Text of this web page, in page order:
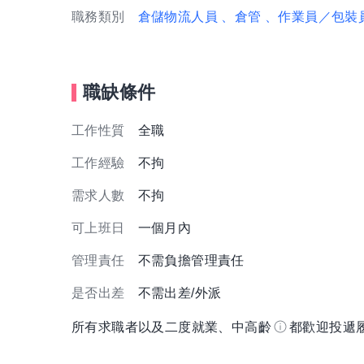
職務類別 倉儲物流人員 、倉管 、作業員／包裝
職缺條件
工作性質 全職
工作經驗 不拘
需求人數 不拘
可上班日 一個月內
管理責任 不需負擔管理責任
是否出差 不需出差/外派
所有求職者以及二度就業、中高齡 都歡迎投遞